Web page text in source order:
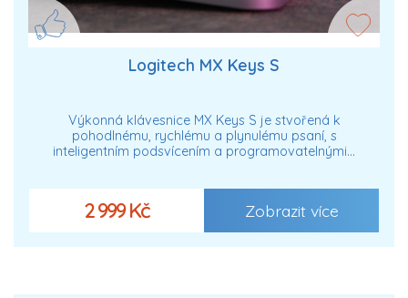
Logitech MX Keys S
Výkonná klávesnice MX Keys S je stvořená k
pohodlnému, rychlému a plynulému psaní, s
inteligentním podsvícením a programovatelnými…
2 999 Kč Zobrazit více